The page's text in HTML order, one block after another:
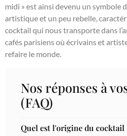
midi » est ainsi devenu un symbole
artistique et un peu rebelle,
cocktail qui nous transporte dans
cafés parisiens où écrivains et
refaire le monde.
Nos réponses à
(FAQ)
Quel est l'origine du